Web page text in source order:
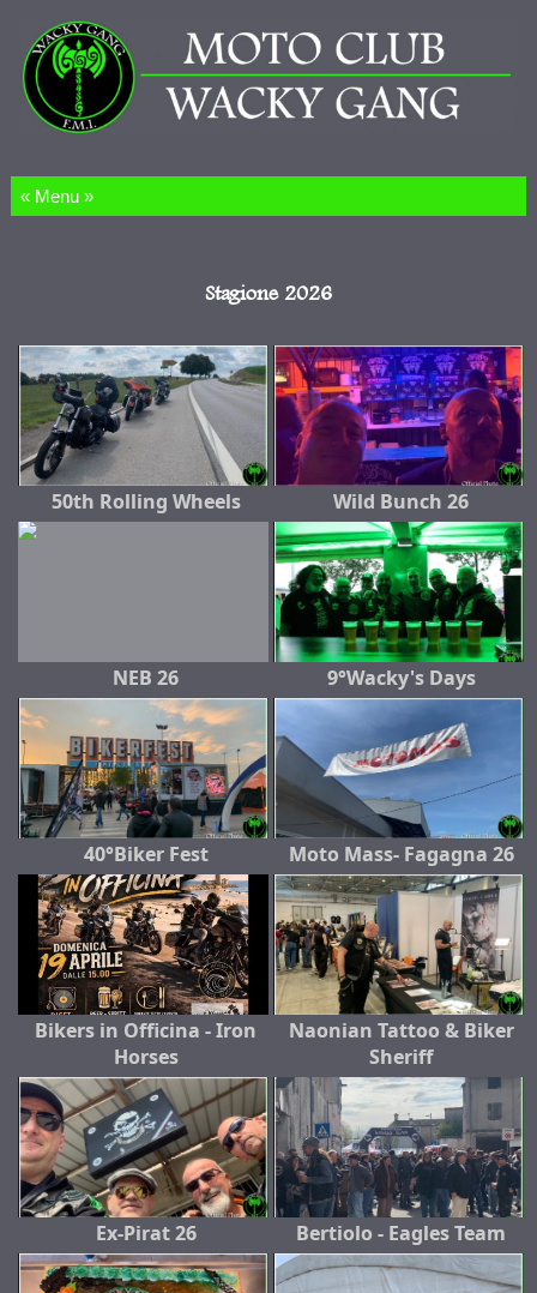
Salta al contenuto
Stagione 2026
50th Rolling Wheels Wild Bunch 26
NEB 26 9°Wacky's Days
40°Biker Fest Moto Mass- Fagagna 26
Bikers in Officina - Iron
Horses
Naonian Tattoo & Biker
Sheriff
Ex-Pirat 26 Bertiolo - Eagles Team